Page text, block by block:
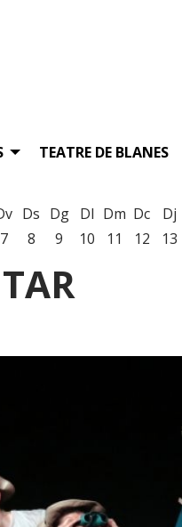
TEATRE DE BLANES
7
Ds
8
Dg
9
Dl
10
Dm
11
Dc
12
Dj
13